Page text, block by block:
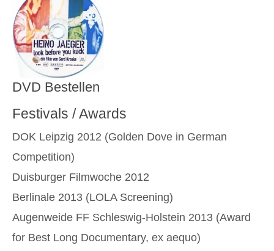
DVD Bestellen
Festivals / Awards
DOK Leipzig 2012 (Golden Dove in German
Competition)
Duisburger Filmwoche 2012
Berlinale 2013 (LOLA Screening)
Augenweide FF Schleswig-Holstein 2013 (Award
for Best Long Documentary, ex aequo)